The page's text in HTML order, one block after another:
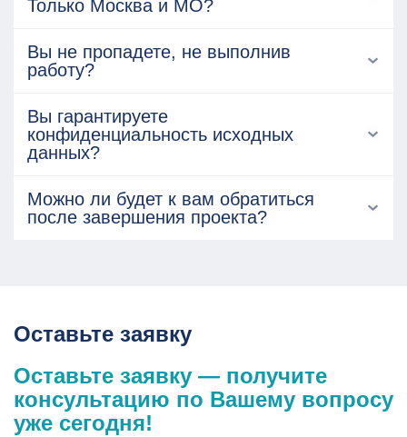
Только Москва и МО?
Вы не пропадете, не выполнив
работу?
Вы гарантируете
конфиденциальность исходных
данных?
Можно ли будет к вам обратиться
после завершения проекта?
Оставьте заявку
Оставьте заявку — получите
консультацию по Вашему вопросу
уже сегодня!